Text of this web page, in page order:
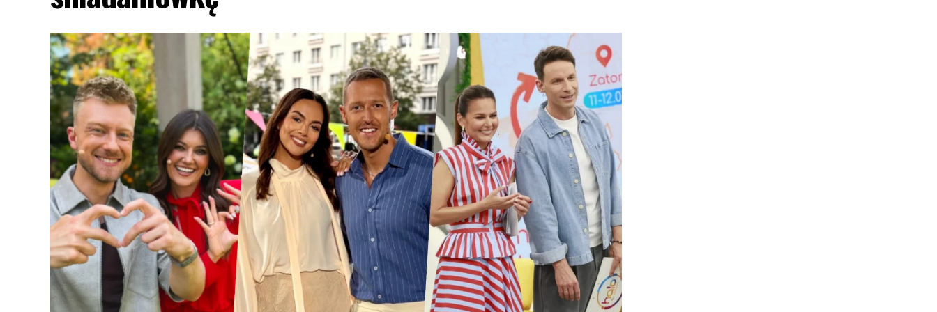
została zapytana o relacje z byłą żoną swojego partnera oraz jej obecnym partnerem.
Reporter poruszył temat ewentualnego pojednania i tego, czy w przyszłości obie strony
mogłyby zakopać topór wojenny.
POLECAMY:TVN, TVP czy Polsat? Polacy wybrali ulubioną śniadaniówkę
Dominika Serowska jasno o Cichopek i Kurzajewskim. „Nie ma
takiej potrzeby”
Odpowiedź partnerkiMarcina Hakiela
była krótka, ale bardzo stanowcza. Nie pozostawiła
wątpliwości, że z jej perspektywy nie ma potrzeby podejmowania takich działań.
„Nie wiem, mnie się wydaje, że żadne z nas nie ma takiej potrzeby, żeby się spotykać…”
– wyjaśniła w podcaście Kozaczka.